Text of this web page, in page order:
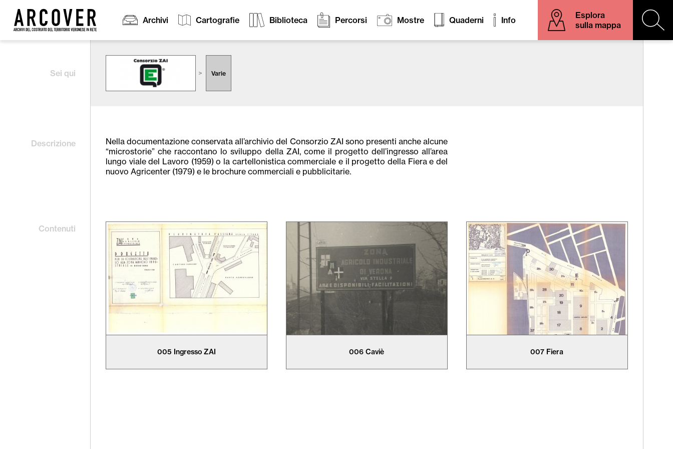
Archivi Cartografie Biblioteca Percorsi Mostre Quaderni Info
Esplora
sulla mappa
Cerca:
Sei qui Varie
Descrizione
Nella documentazione conservata all’archivio del Consorzio ZAI sono presenti anche alcune
“microstorie” che raccontano lo sviluppo della ZAI, come il progetto dell’ingresso all’area
lungo viale del Lavoro (1959) o la cartellonistica commerciale e il progetto della Fiera e del
nuovo Agricenter (1979) e le brochure commerciali e pubblicitarie.
Contenuti
005 Ingresso ZAI 006 Caviè 007 Fiera